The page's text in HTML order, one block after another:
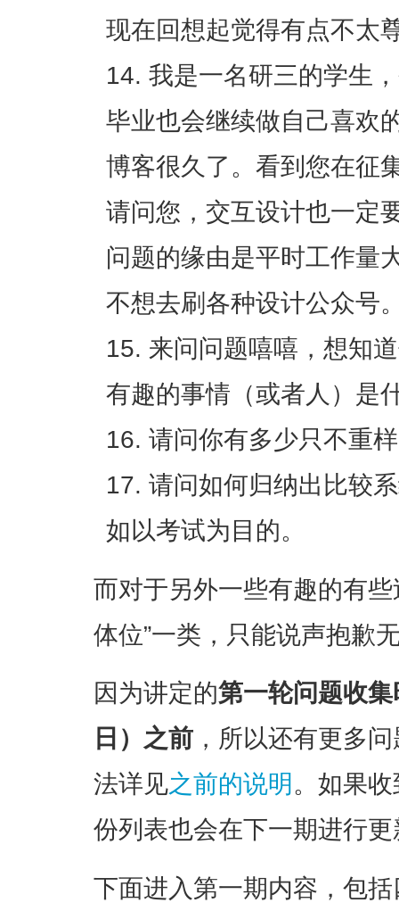
现在回想起觉得有点不太
我是一名研三的学生
毕业也会继续做自己喜欢
博客很久了。看到您在征
请问您，交互设计也一定
问题的缘由是平时工作量
不想去刷各种设计公众号
来问问题嘻嘻，想知
有趣的事情（或者人）是
请问你有多少只不重
请问如何归纳出比较
如以考试为目的。
而对于另外一些有趣的有
体位”一类，只能说声抱歉
因为讲定的第一轮问题收
日）之前 ，所以还有更多
法详见之前的说明 。如果
份列表也会在下一期进行更
下面进入第一期内容，包